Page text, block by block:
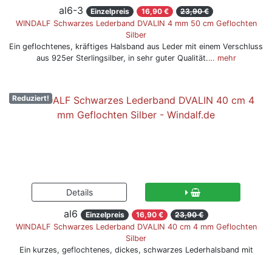
al6-3 Einzelpreis 16,90 €
23,90 €
WINDALF Schwarzes Lederband DVALIN 4 mm 50 cm Geflochten
Silber
Ein geflochtenes, kräftiges Halsband aus Leder mit einem Verschluss
aus 925er Sterlingsilber, in sehr guter Qualität.… mehr
Reduziert!
al6 Einzelpreis 16,90 €
23,90 €
WINDALF Schwarzes Lederband DVALIN 40 cm 4 mm Geflochten
Silber
Ein kurzes, geflochtenes, dickes, schwarzes Lederhalsband mit